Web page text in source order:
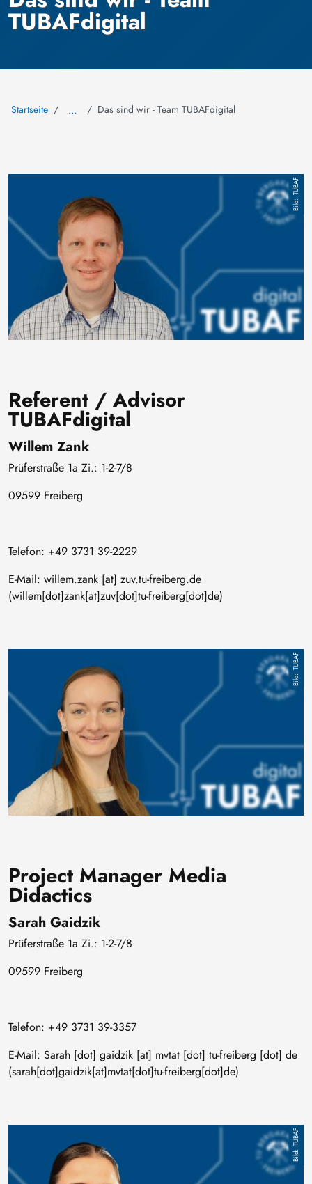
TUBAFdigital
Startseite … Das sind wir - Team TUBAFdigital
TUBAF
Referent / Advisor
TUBAFdigital
Willem Zank
Prüferstraße 1a Zi.: 1-2-7/8
09599 Freiberg
Telefon: +49 3731 39-2229
E-Mail: willem.zank [at] zuv.tu-freiberg.de
(willem[dot]zank[at]zuv[dot]tu-freiberg[dot]de)
TUBAF
Project Manager Media
Didactics
Sarah Gaidzik
Prüferstraße 1a Zi.: 1-2-7/8
09599 Freiberg
Telefon: +49 3731 39-3357
E-Mail: Sarah [dot] gaidzik [at] mvtat [dot] tu-freiberg [dot] de
(sarah[dot]gaidzik[at]mvtat[dot]tu-freiberg[dot]de)
TUBAF